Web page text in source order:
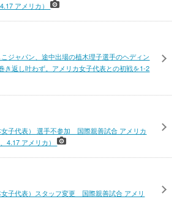
アメリカ）
こジャパン、途中出場の植木理子選手のヘディン
き返し叶わず。アメリカ女子代表との初戦を1-2
子代表） 選手不参加 国際親善試合 アメリカ
4.17 アメリカ）
子代表）スタッフ変更 国際親善試合 アメリ